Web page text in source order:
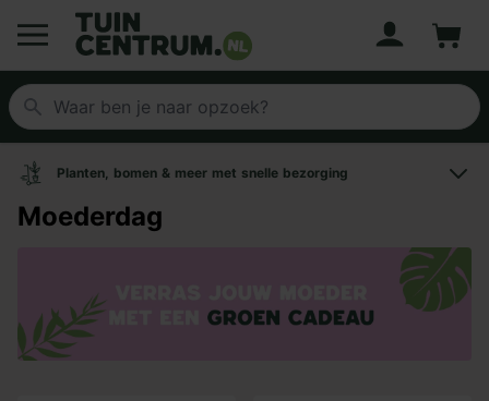
Logo Tuincentrum.nl
Planten, bomen & meer met snelle bezorging
Moederdag